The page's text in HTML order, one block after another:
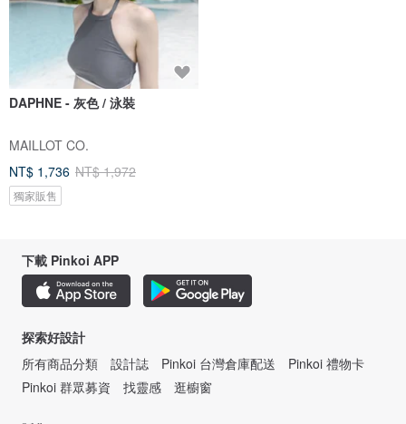
DAPHNE - 灰色 / 泳裝
MAILLOT CO.
NT$ 1,736 NT$ 1,972
獨家販售
下載 Pinkoi APP
探索好設計
所有商品分類
設計誌 Pinkoi 台灣倉庫配送
Pinkoi 禮物卡
Pinkoi 群眾募資
找靈感 逛櫥窗